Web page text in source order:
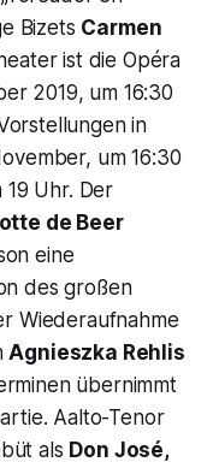
Bizets Carmen
ist die Opéra
2019, um 16:30
in
um 16:30
Uhr. Der
de Beer
eine
des großen
Wiederaufnahme
Agnieszka Rehlis
übernimmt
Aalto-Tenor
als Don José,